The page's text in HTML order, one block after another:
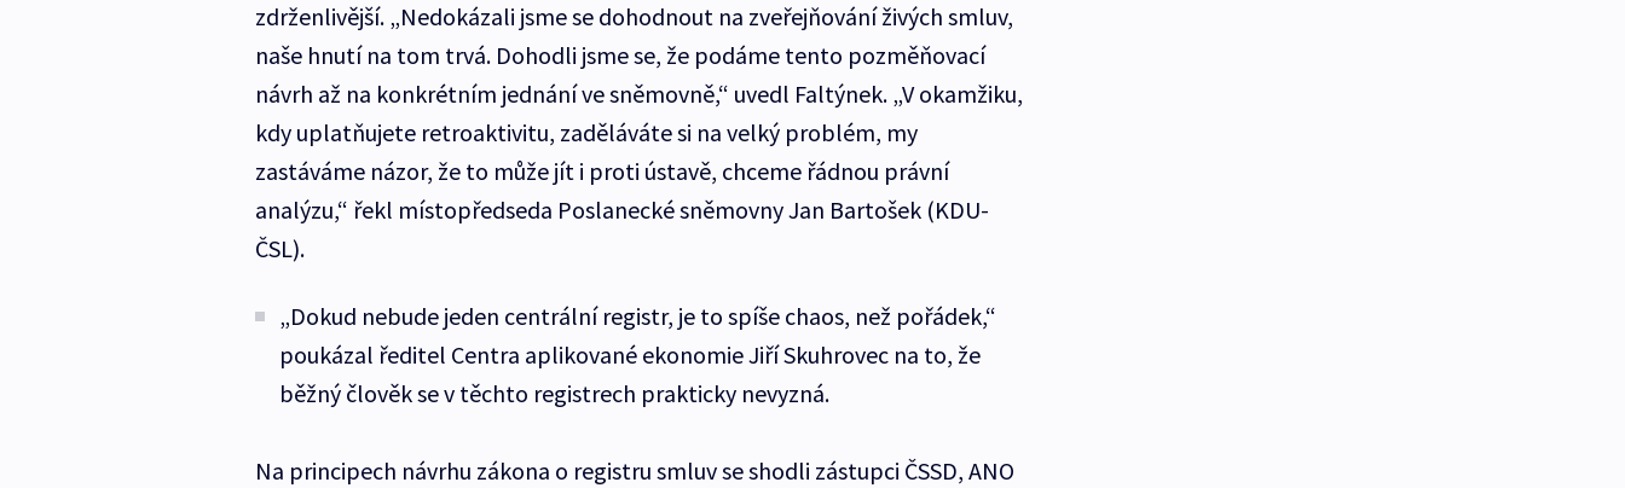
zdrženlivější. „Nedokázali jsme se dohodnout na zveřejňování živých smluv,
naše hnutí na tom trvá. Dohodli jsme se, že podáme tento pozměňovací
návrh až na konkrétním jednání ve sněmovně,“ uvedl Faltýnek. „V okamžiku,
kdy uplatňujete retroaktivitu, zaděláváte si na velký problém, my
zastáváme názor, že to může jít i proti ústavě, chceme řádnou právní
analýzu,“ řekl místopředseda Poslanecké sněmovny Jan Bartošek (KDU-
ČSL).
„Dokud nebude jeden centrální registr, je to spíše chaos, než pořádek,“
poukázal ředitel Centra aplikované ekonomie Jiří Skuhrovec na to, že
běžný člověk se v těchto registrech prakticky nevyzná.
Na principech návrhu zákona o registru smluv se shodli zástupci ČSSD, ANO